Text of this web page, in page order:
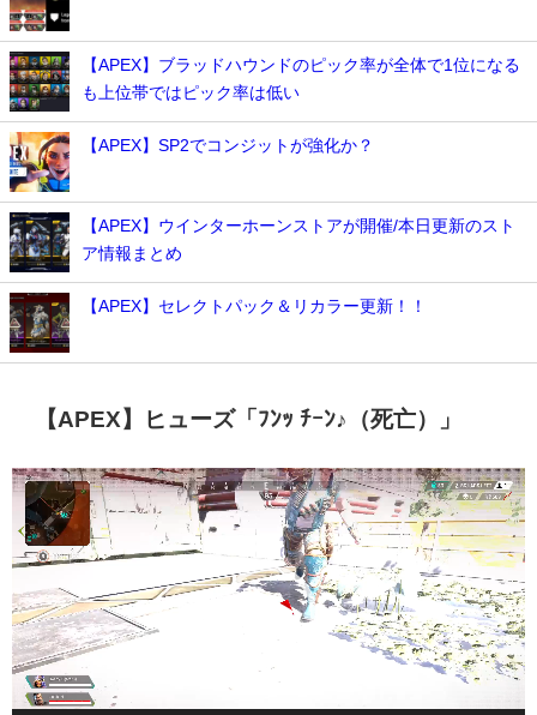
【APEX】ブラッドハウンドのピック率が全体で1位になる
も上位帯ではピック率は低い
【APEX】SP2でコンジットが強化か？
【APEX】ウインターホーンストアが開催/本日更新のスト
ア情報まとめ
【APEX】セレクトパック＆リカラー更新！！
【APEX】ヒューズ「ﾌﾝｯ ﾁｰﾝ♪（死亡）」
動
画
プ
ー
ヤ
ー